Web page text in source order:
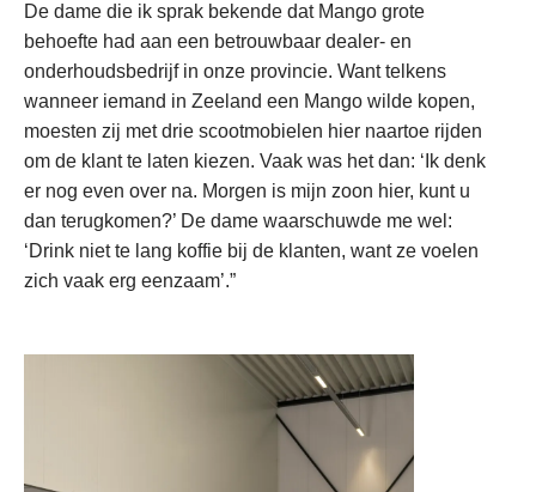
De dame die ik sprak bekende dat Mango grote
behoefte had aan een betrouwbaar dealer- en
onderhoudsbedrijf in onze provincie. Want telkens
wanneer iemand in Zeeland een Mango wilde kopen,
moesten zij met drie scootmobielen hier naartoe rijden
om de klant te laten kiezen. Vaak was het dan: ‘Ik denk
er nog even over na. Morgen is mijn zoon hier, kunt u
dan terugkomen?’ De dame waarschuwde me wel:
‘Drink niet te lang koffie bij de klanten, want ze voelen
zich vaak erg eenzaam’.”